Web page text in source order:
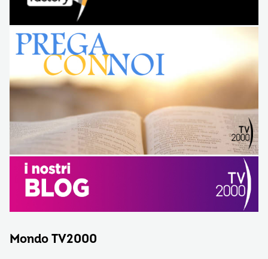
Mondo TV2000